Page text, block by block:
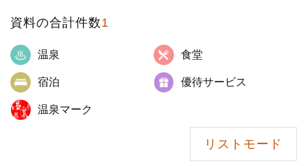
資料の合計件数1
温泉 食堂
宿泊 優待サービス
温泉マーク
リストモード